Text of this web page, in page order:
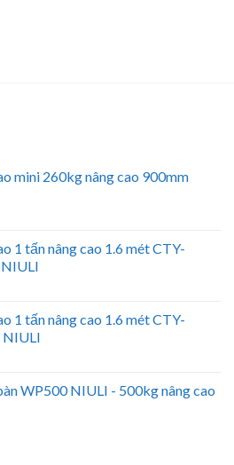
mini 260kg nâng cao 900mm
1 tấn nâng cao 1.6 mét CTY-
1 tấn nâng cao 1.6 mét CTY-
NIULI
WP500 NIULI - 500kg nâng cao